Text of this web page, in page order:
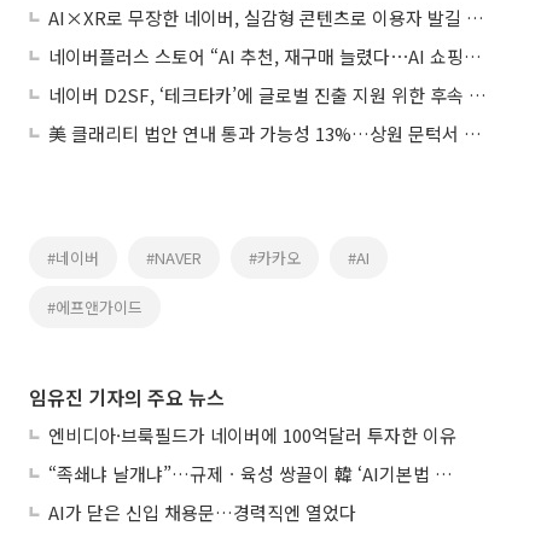
AI×XR로 무장한 네이버, 실감형 콘텐츠로 이용자 발길 잡는다
네이버플러스 스토어 “AI 추천, 재구매 늘렸다⋯AI 쇼핑가이드는 골프·캠핑으로 확대”
네이버 D2SF, ‘테크타카’에 글로벌 진출 지원 위한 후속 투자
美 클래리티 법안 연내 통과 가능성 13%…상원 문턱서 제동
#네이버 #NAVER #카카오 #AI
#에프앤가이드
임유진 기자의 주요 뉴스
엔비디아·브룩필드가 네이버에 100억달러 투자한 이유
“족쇄냐 날개냐”…규제ㆍ육성 쌍끌이 韓 ‘AI기본법 개정안’ 오늘 시행
AI가 닫은 신입 채용문…경력직엔 열었다